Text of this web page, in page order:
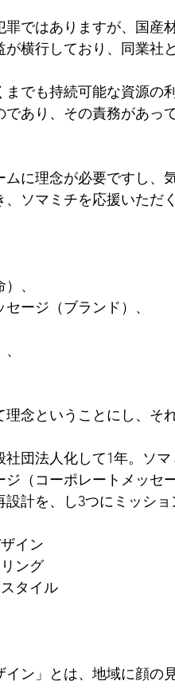
罪ではありますが、国産
横行しており、同業社
までも持続可能な資源の
であり、その責務があっ
ムに理念が必要ですし、
、ソマミチを応援いただ
、
ージ（ブランド）、
念ということにし、そ
団法人化して1年。ソ
ジ（コーポレートメッセ
計を、し3つにミッショ
イン
ング
タイル
イン」とは、地域に顔